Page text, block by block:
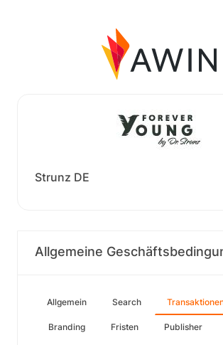
Strunz DE
Allgemeine
Allgemein Search
Branding Fristen Publisher